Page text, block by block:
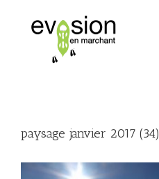
paysage janvier 2017 (34)